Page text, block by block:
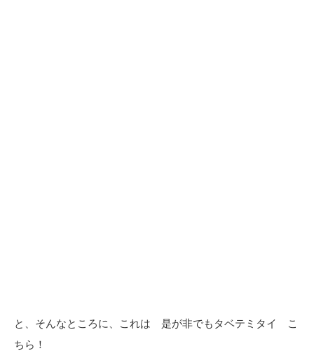
と、そんなところに、これは 是が非でもタベテミタイ こ
ちら！